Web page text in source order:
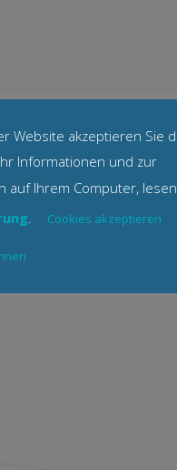
Zusammenspiel
zu den
Website akzeptieren Sie
Informationen und zur
auf Ihrem Computer, lesen
Cookies akzeptieren